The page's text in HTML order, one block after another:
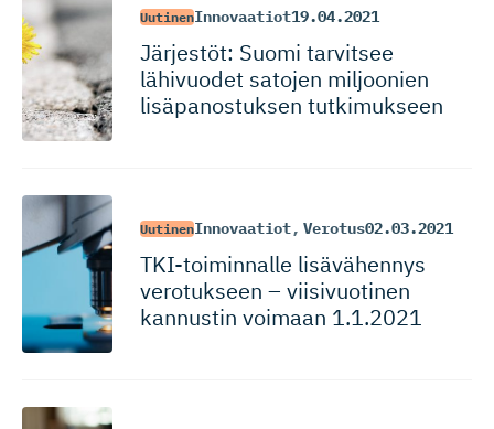
UutinenInnovaatiot19.04.2021
Järjestöt: Suomi tarvitsee
lähivuodet satojen miljoonien
lisäpanos­tuksen tutkimukseen
UutinenInnovaatiot, Verotus02.03.2021
TKI-toiminnalle lisävähennys
verotukseen – viisivuotinen
kannustin voimaan 1.1.2021